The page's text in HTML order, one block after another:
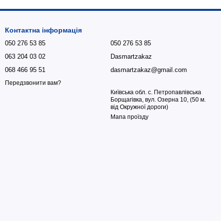
Контактна інформація
050 276 53 85
063 204 03 02
068 466 95 51
Передзвонити вам?
050 276 53 85
Dasmartzakaz
dasmartzakaz@gmail.com
Київська обл. с. Петропавлівська
Борщагівка, вул. Озерна 10, (50 м.
від Окружної дороги)
Мапа проїзду